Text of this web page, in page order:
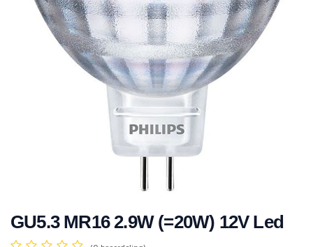
GU5.3 MR16 2.9W (=20W) 12V Led